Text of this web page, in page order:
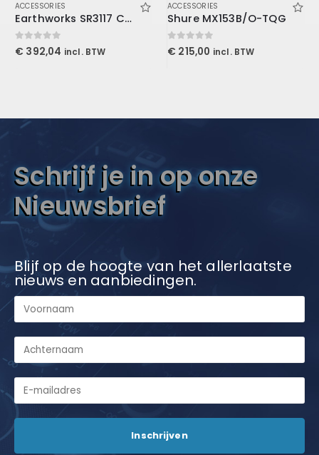
ACCESSORIES
Earthworks SR3117 Condenser Microphone Capsule for Wireless Systems
0out of 5
€ 392,04 incl. BTW
ACCESSORIES
Shure MX153B/O-TQG
0out of 5
€ 215,00 incl. BTW
Schrijf je in op onze
Nieuwsbrief
Blijf op de hoogte van het allerlaatste
nieuws en aanbiedingen.